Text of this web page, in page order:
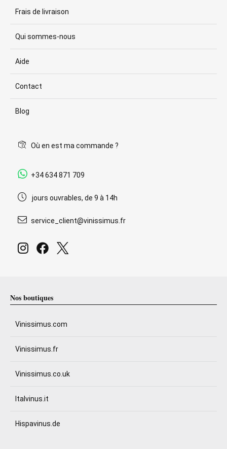
Frais de livraison
Qui sommes-nous
Aide
Contact
Blog
Où en est ma commande ?
+34 634 871 709
jours ouvrables, de 9 à 14h
service_client@vinissimus.fr
Nos boutiques
Vinissimus.com
Vinissimus.fr
Vinissimus.co.uk
Italvinus.it
Hispavinus.de